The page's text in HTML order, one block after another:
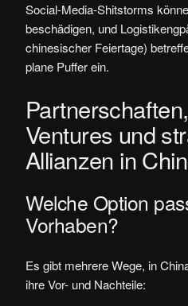
Social-Media-Shitstorms
beschädigen, und
chinesischer Feiertage)
plane Puffer ein.
Ventures und
Allianzen in
Welche Option
Vorhaben?
Es gibt mehrere Wege, in
ihre Vor- und Nachteile: